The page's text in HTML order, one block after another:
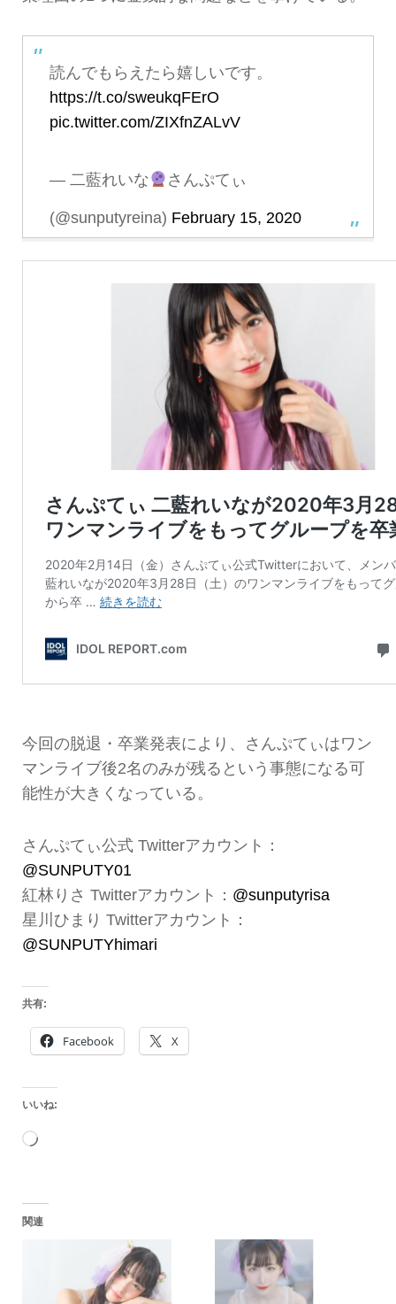
読んでもらえたら嬉しいです。
https://t.co/sweukqFErO
pic.twitter.com/ZIXfnZALvV
— 二藍れいな さんぷてぃ
(@sunputyreina) February 15, 2020
今回の脱退・卒業発表により、さんぷてぃはワン
マンライブ後2名のみが残るという事態になる可
能性が大きくなっている。
さんぷてぃ公式 Twitterアカウント：
@SUNPUTY01
紅林りさ Twitterアカウント： @sunputyrisa
星川ひまり Twitterアカウント：
@SUNPUTYhimari
共有:
Facebook X
いいね:
読
込
中…
関連